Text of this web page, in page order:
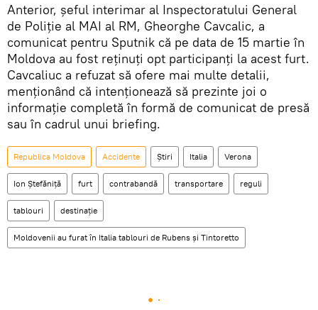
Anterior, șeful interimar al Inspectoratului General
de Poliție al MAI al RM, Gheorghe Cavcalic, a
comunicat pentru Sputnik că pe data de 15 martie în
Moldova au fost reținuți opt participanți la acest furt.
Cavcaliuc a refuzat să ofere mai multe detalii,
menționând că intenționează să prezinte joi o
informație completă în formă de comunicat de presă
sau în cadrul unui briefing.
Republica Moldova Accidente Știri Italia Verona
Ion Ștefăniță furt contrabandă transportare reguli
tablouri destinație
Moldovenii au furat în Italia tablouri de Rubens şi Tintoretto